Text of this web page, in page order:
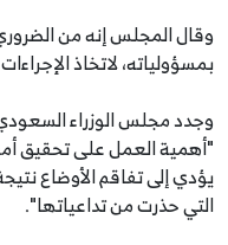
وقال المجلس إنه من
بمسؤولياته، لاتخاذ
وجدد مجلس الوزراء
"أهمية العمل على تحقيق
يؤدي إلى تفاقم الأوضاع
التي حذرت من تداعياتها".